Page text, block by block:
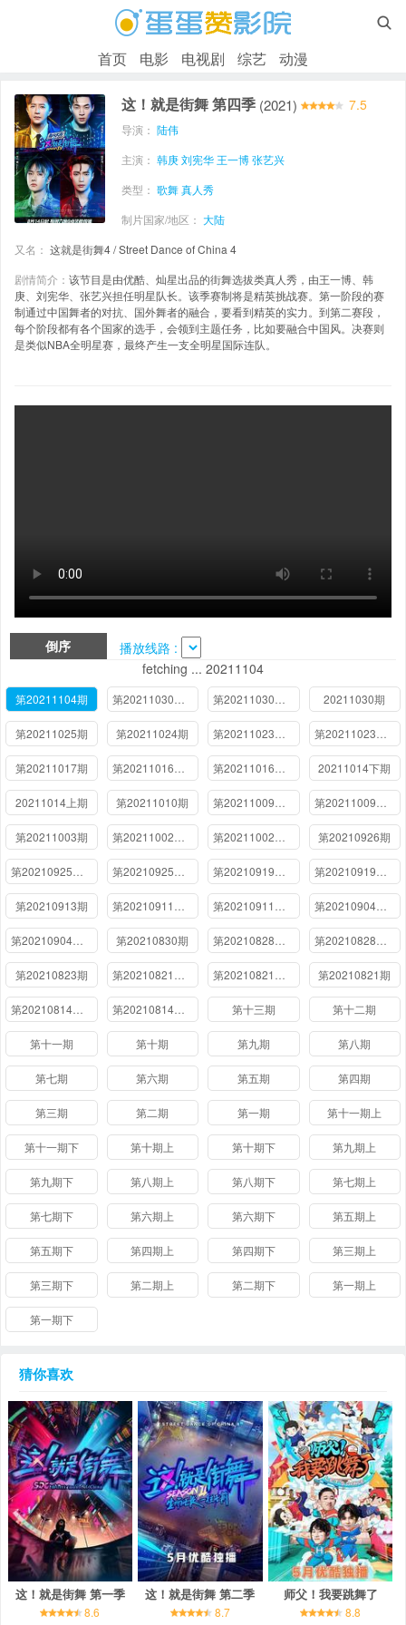

首页 电影 电视剧 综艺 动漫
这！就是街舞 第四季 (2021) 7.5
导演： 陆伟
主演： 韩庚刘宪华 王一博张艺兴
类型： 歌舞真人秀
制片国家/地区： 大陆
又名： 这就是街舞4 / Street Dance of China 4
剧情简介： 该节目是由优酷、灿星出品的街舞选拔类真人秀，由王一博、韩
庚、刘宪华、张艺兴担任明星队长。该季赛制将是精英挑战赛。第一阶段的赛
制通过中国舞者的对抗、国外舞者的融合，要看到精英的实力。到第二赛段，
每个阶段都有各个国家的选手，会领到主题任务，比如要融合中国风。决赛则
是类似NBA全明星赛，最终产生一支全明星国际连队。
倒序
播放线路 :
fetching ... 20211104
第20211104期 20211030期
第20211025期 第20211024期
第20211017期 20211014下期
20211014上期 第20211010期
第20211003期 第20210926期
第20210913期 第20210904期（下）
第20210830期
第20210823期 第20210821期
第20210814期（上） 第十三期 第十二期
第十一期 第十期 第九期 第八期
第七期 第六期 第五期 第四期
第三期 第二期 第一期 第十一期上
第十一期下 第十期上 第十期下 第九期上
第九期下 第八期上 第八期下 第七期上
第七期下 第六期上 第六期下 第五期上
第五期下 第四期上 第四期下 第三期上
第三期下 第二期上 第二期下 第一期上
第一期下
猜你喜欢
这！就是街舞 第一季
8.6
这！就是街舞 第二季
8.7
师父！我要跳舞了
8.8